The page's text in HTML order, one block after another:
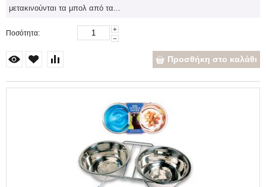
μετακινούνται τα μπολ από τα...
Ποσότητα:
+
−
Προσθήκη στο καλάθι